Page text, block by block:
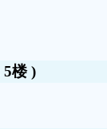
5楼)